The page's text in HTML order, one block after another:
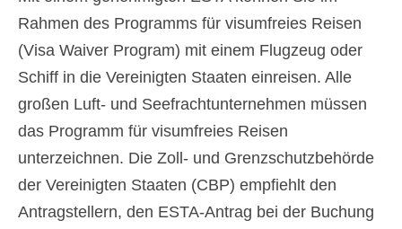
(Buchsprache))
Português(Portugiesisch, Portugal)
Slovenčina(Slowakisch)
Slovenščina Slowenisch
Español( Spanisch)
Rahmen des Programms für visumfreies Reisen
(Visa Waiver Program) mit einem Flugzeug oder
Schiff in die Vereinigten Staaten einreisen. Alle
großen Luft- und Seefrachtunternehmen müssen
das Programm für visumfreies Reisen
unterzeichnen. Die Zoll- und Grenzschutzbehörde
der Vereinigten Staaten (CBP) empfiehlt den
Antragstellern, den ESTA-Antrag bei der Buchung